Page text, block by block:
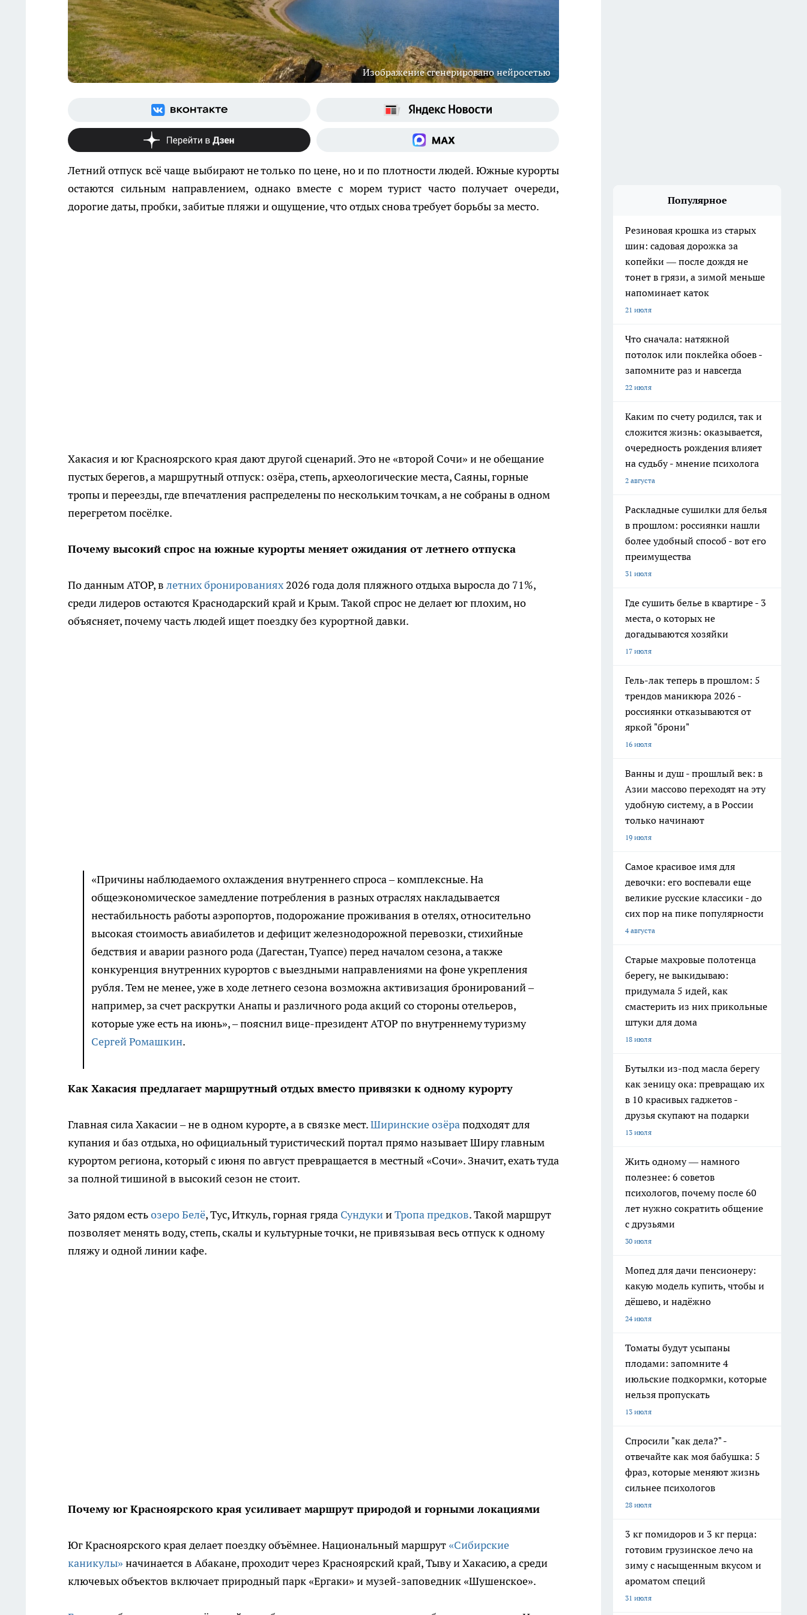
Изображение сгенерировано нейросетью
Летний отпуск всё чаще выбирают не только по цене, но и по плотности людей. Южные курорты
остаются сильным направлением, однако вместе с морем турист часто получает очереди,
дорогие даты, пробки, забитые пляжи и ощущение, что отдых снова требует борьбы за место.
Хакасия и юг Красноярского края дают другой сценарий. Это не «второй Сочи» и не обещание
пустых берегов, а маршрутный отпуск: озёра, степь, археологические места, Саяны, горные
тропы и переезды, где впечатления распределены по нескольким точкам, а не собраны в одном
перегретом посёлке.
Почему высокий спрос на южные курорты меняет ожидания от летнего отпуска
По данным АТОР, в летних бронированиях 2026 года доля пляжного отдыха выросла до 71%,
среди лидеров остаются Краснодарский край и Крым. Такой спрос не делает юг плохим, но
объясняет, почему часть людей ищет поездку без курортной давки.
«Причины наблюдаемого охлаждения внутреннего спроса – комплексные. На
общеэкономическое замедление потребления в разных отраслях накладывается
нестабильность работы аэропортов, подорожание проживания в отелях, относительно
высокая стоимость авиабилетов и дефицит железнодорожной перевозки, стихийные
бедствия и аварии разного рода (Дагестан, Туапсе) перед началом сезона, а также
конкуренция внутренних курортов с выездными направлениями на фоне укрепления
рубля. Тем не менее, уже в ходе летнего сезона возможна активизация бронирований –
например, за счет раскрутки Анапы и различного рода акций со стороны отельеров,
которые уже есть на июнь», – пояснил вице-президент АТОР по внутреннему туризму
Сергей Ромашкин.
Как Хакасия предлагает маршрутный отдых вместо привязки к одному курорту
Главная сила Хакасии – не в одном курорте, а в связке мест.Ширинские озёраподходят для
купания и баз отдыха, но официальный туристический портал прямо называет Ширу главным
курортом региона, который с июня по август превращается в местный «Сочи». Значит, ехать туда
за полной тишиной в высокий сезон не стоит.
Зато рядом естьозеро Белё, Тус, Иткуль, горная гряда СундукииТропа предков. Такой маршрут
позволяет менять воду, степь, скалы и культурные точки, не привязывая весь отпуск к одному
пляжу и одной линии кафе.
Почему юг Красноярского края усиливает маршрут природой и горными локациями
Юг Красноярского края делает поездку объёмнее. Национальный маршрут «Сибирские
каникулы» начинается в Абакане, проходит через Красноярский край, Тыву и Хакасию, а среди
ключевых объектов включает природный парк «Ергаки» и музей-заповедник «Шушенское».
Популярное
Резиновая крошка из старых
шин: садовая дорожка за
копейки — после дождя не
тонет в грязи, а зимой меньше
напоминает каток
21 июля
Что сначала: натяжной
потолок или поклейка обоев -
запомните раз и навсегда
22 июля
Каким по счету родился, так и
сложится жизнь: оказывается,
очередность рождения влияет
на судьбу - мнение психолога
2 августа
Раскладные сушилки для белья
в прошлом: россиянки нашли
более удобный способ - вот его
преимущества
31 июля
Где сушить белье в квартире - 3
места, о которых не
догадываются хозяйки
17 июля
Гель-лак теперь в прошлом: 5
трендов маникюра 2026 -
россиянки отказываются от
яркой "брони"
16 июля
Ванны и душ - прошлый век: в
Азии массово переходят на эту
удобную систему, а в России
только начинают
19 июля
Самое красивое имя для
девочки: его воспевали еще
великие русские классики - до
сих пор на пике популярности
4 августа
Старые махровые полотенца
берегу, не выкидываю:
придумала 5 идей, как
смастерить из них прикольные
штуки для дома
18 июля
Бутылки из-под масла берегу
как зеницу ока: превращаю их
в 10 красивых гаджетов -
друзья скупают на подарки
13 июля
Жить одному — намного
полезнее: 6 советов
психологов, почему после 60
лет нужно сократить общение
с друзьями
30 июля
Мопед для дачи пенсионеру:
какую модель купить, чтобы и
дёшево, и надёжно
24 июля
Томаты будут усыпаны
плодами: запомните 4
июльские подкормки, которые
нельзя пропускать
13 июля
Спросили "как дела?" -
отвечайте как моя бабушка: 5
фраз, которые меняют жизнь
сильнее психологов
28 июля
3 кг помидоров и 3 кг перца:
готовим грузинское лечо на
зиму с насыщенным вкусом и
ароматом специй
31 июля